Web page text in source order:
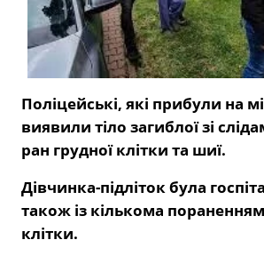
Поліцейські, які прибули на
виявили тіло загиблої зі
ран грудної клітки та шиї.
Дівчинка-підліток була
також із кількома
клітки.